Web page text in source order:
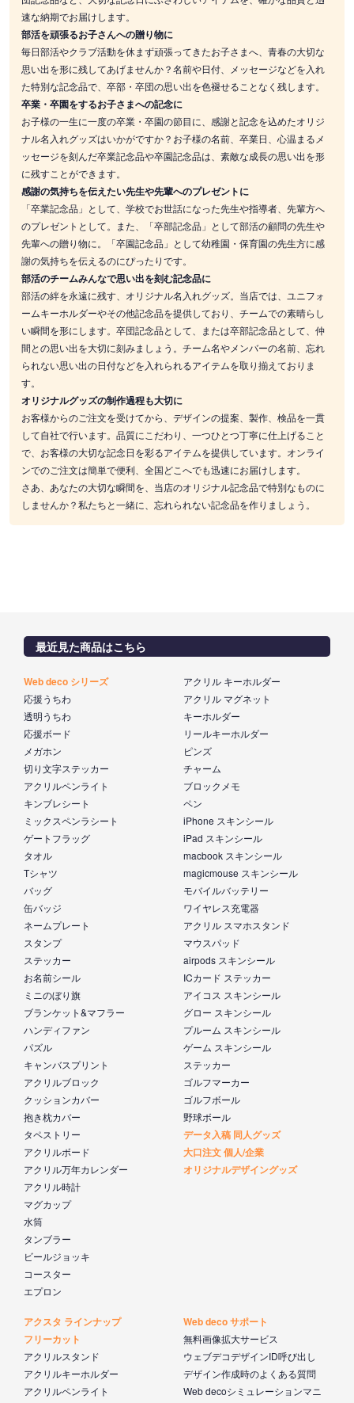
速な納期でお届けします。
部活を頑張るお子さんへの贈り物に
毎日部活やクラブ活動を休まず頑張ってきたお子さまへ、青春の大切な
思い出を形に残してあげませんか？名前や日付、メッセージなどを入れ
た特別な記念品で、卒部・卒団の思い出を色褪せることなく残します。
卒業・卒園をするお子さまへの記念に
お子様の一生に一度の卒業・卒園の節目に、感謝と記念を込めたオリジ
ナル名入れグッズはいかがですか？お子様の名前、卒業日、心温まるメ
ッセージを刻んだ卒業記念品や卒園記念品は、素敵な成長の思い出を形
に残すことができます。
感謝の気持ちを伝えたい先生や先輩へのプレゼントに
「卒業記念品」として、学校でお世話になった先生や指導者、先輩方へ
のプレゼントとして。また、「卒部記念品」として部活の顧問の先生や
先輩への贈り物に。「卒園記念品」として幼稚園・保育園の先生方に感
謝の気持ちを伝えるのにぴったりです。
部活のチームみんなで思い出を刻む記念品に
部活の絆を永遠に残す、オリジナル名入れグッズ。当店では、ユニフォ
ームキーホルダーやその他記念品を提供しており、チームでの素晴らし
い瞬間を形にします。卒団記念品として、または卒部記念品として、仲
間との思い出を大切に刻みましょう。チーム名やメンバーの名前、忘れ
られない思い出の日付などを入れられるアイテムを取り揃えておりま
す。
オリジナルグッズの制作過程も大切に
お客様からのご注文を受けてから、デザインの提案、製作、検品を一貫
して自社で行います。品質にこだわり、一つひとつ丁寧に仕上げること
で、お客様の大切な記念日を彩るアイテムを提供しています。オンライ
ンでのご注文は簡単で便利、全国どこへでも迅速にお届けします。
さあ、あなたの大切な瞬間を、当店のオリジナル記念品で特別なものに
しませんか？私たちと一緒に、忘れられない記念品を作りましょう。
最近見た商品はこちら
Web deco シリーズ
応援うちわ
透明うちわ
応援ボード
メガホン
切り文字ステッカー
アクリルペンライト
キンブレシート
ミックスペンラシート
ゲートフラッグ
タオル
Tシャツ
バッグ
缶バッジ
ネームプレート
スタンプ
ステッカー
お名前シール
ミニのぼり旗
ブランケット&マフラー
ハンディファン
パズル
キャンバスプリント
アクリルブロック
クッションカバー
抱き枕カバー
タペストリー
アクリルボード
アクリル万年カレンダー
アクリル時計
マグカップ
水筒
タンブラー
ビールジョッキ
コースター
エプロン
アクリル キーホルダー
アクリル マグネット
キーホルダー
リールキーホルダー
ピンズ
チャーム
ブロックメモ
ペン
iPhone スキンシール
iPad スキンシール
macbook スキンシール
magicmouse スキンシール
モバイルバッテリー
ワイヤレス充電器
アクリル スマホスタンド
マウスパッド
airpods スキンシール
ICカード ステッカー
アイコス スキンシール
グロー スキンシール
プルーム スキンシール
ゲーム スキンシール
ステッカー
ゴルフマーカー
ゴルフボール
野球ボール
データ入稿 同人グッズ
大口注文 個人/企業
オリジナルデザイングッズ
アクスタ ラインナップ
フリーカット
アクリルスタンド
アクリルキーホルダー
アクリルペンライト
Web deco サポート
無料画像拡大サービス
ウェブデコデザインID呼び出し
デザイン作成時のよくある質問
Web decoシミュレーションマニ